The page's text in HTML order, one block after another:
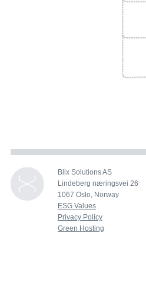
Blix Solutions AS
Lindeberg næringsvei 26
1067 Oslo, Norway
ESG Values
Privacy Policy
Green Hosting